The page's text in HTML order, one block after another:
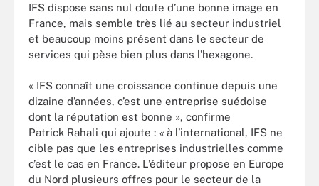
IFS dispose sans nul doute d’une bonne image en
France, mais semble très lié au secteur industriel
et beaucoup moins présent dans le secteur de
services qui pèse bien plus dans l’hexagone.
« IFS connaît une croissance continue depuis une
dizaine d’années, c’est une entreprise suédoise
dont la réputation est bonne », confirme
Patrick Rahali qui ajoute : «à l’international, IFS ne
cible pas que les entreprises industrielles comme
c’est le cas en France. L’éditeur propose en Europe
du Nord plusieurs offres pour le secteur de la